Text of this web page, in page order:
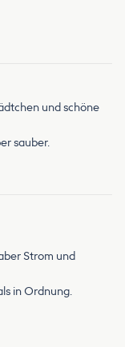
und schöne
sauber.
Strom und
in Ordnung.